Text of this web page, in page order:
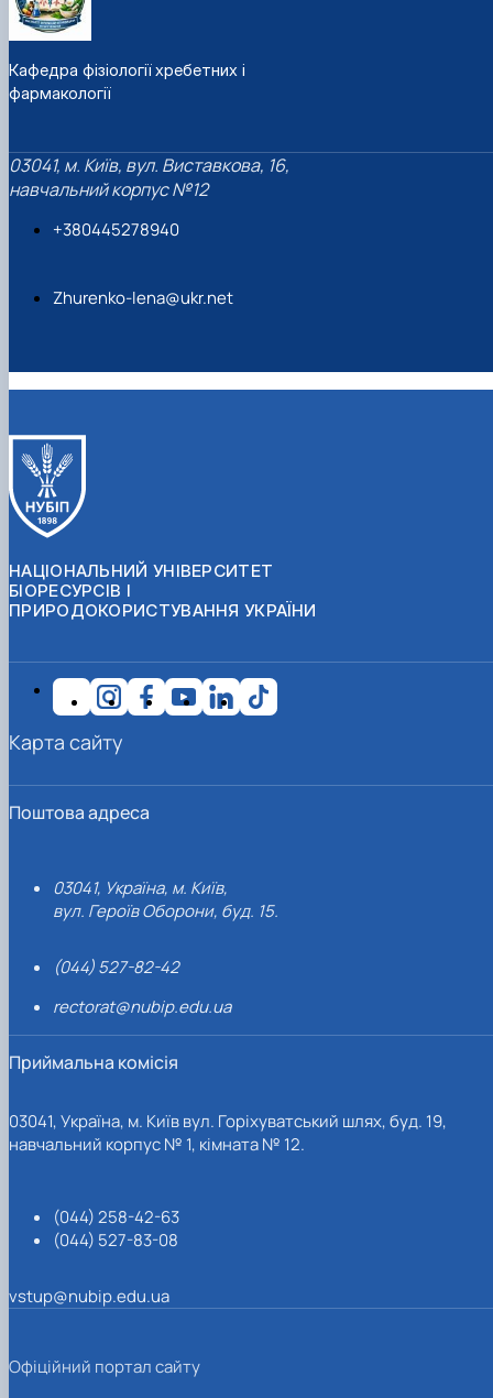
Кафедра фізіології хребетних і
фармакології
03041, м. Київ, вул. Виставкова, 16,
навчальний корпус №12
+380445278940
Zhurenko-lena@ukr.net
НАЦІОНАЛЬНИЙ УНІВЕРСИТЕТ
БІОРЕСУРСІВ І
ПРИРОДОКОРИСТУВАННЯ УКРАЇНИ
Поштова адреса
03041, Україна, м. Київ,
вул. Героїв Оборони, буд. 15.
(044) 527-82-42
rectorat@nubip.edu.ua
Приймальна комісія
03041, Україна, м. Київ вул. Горіхуватський шлях, буд. 19,
навчальний корпус № 1, кімната № 12.
(044) 258-42-63
(044) 527-83-08
vstup@nubip.edu.ua
Карта сайту
Офіційний портал сайту